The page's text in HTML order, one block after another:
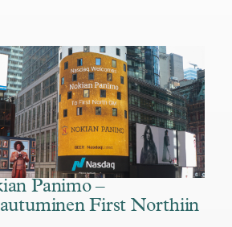
Panimo –
First Northiin